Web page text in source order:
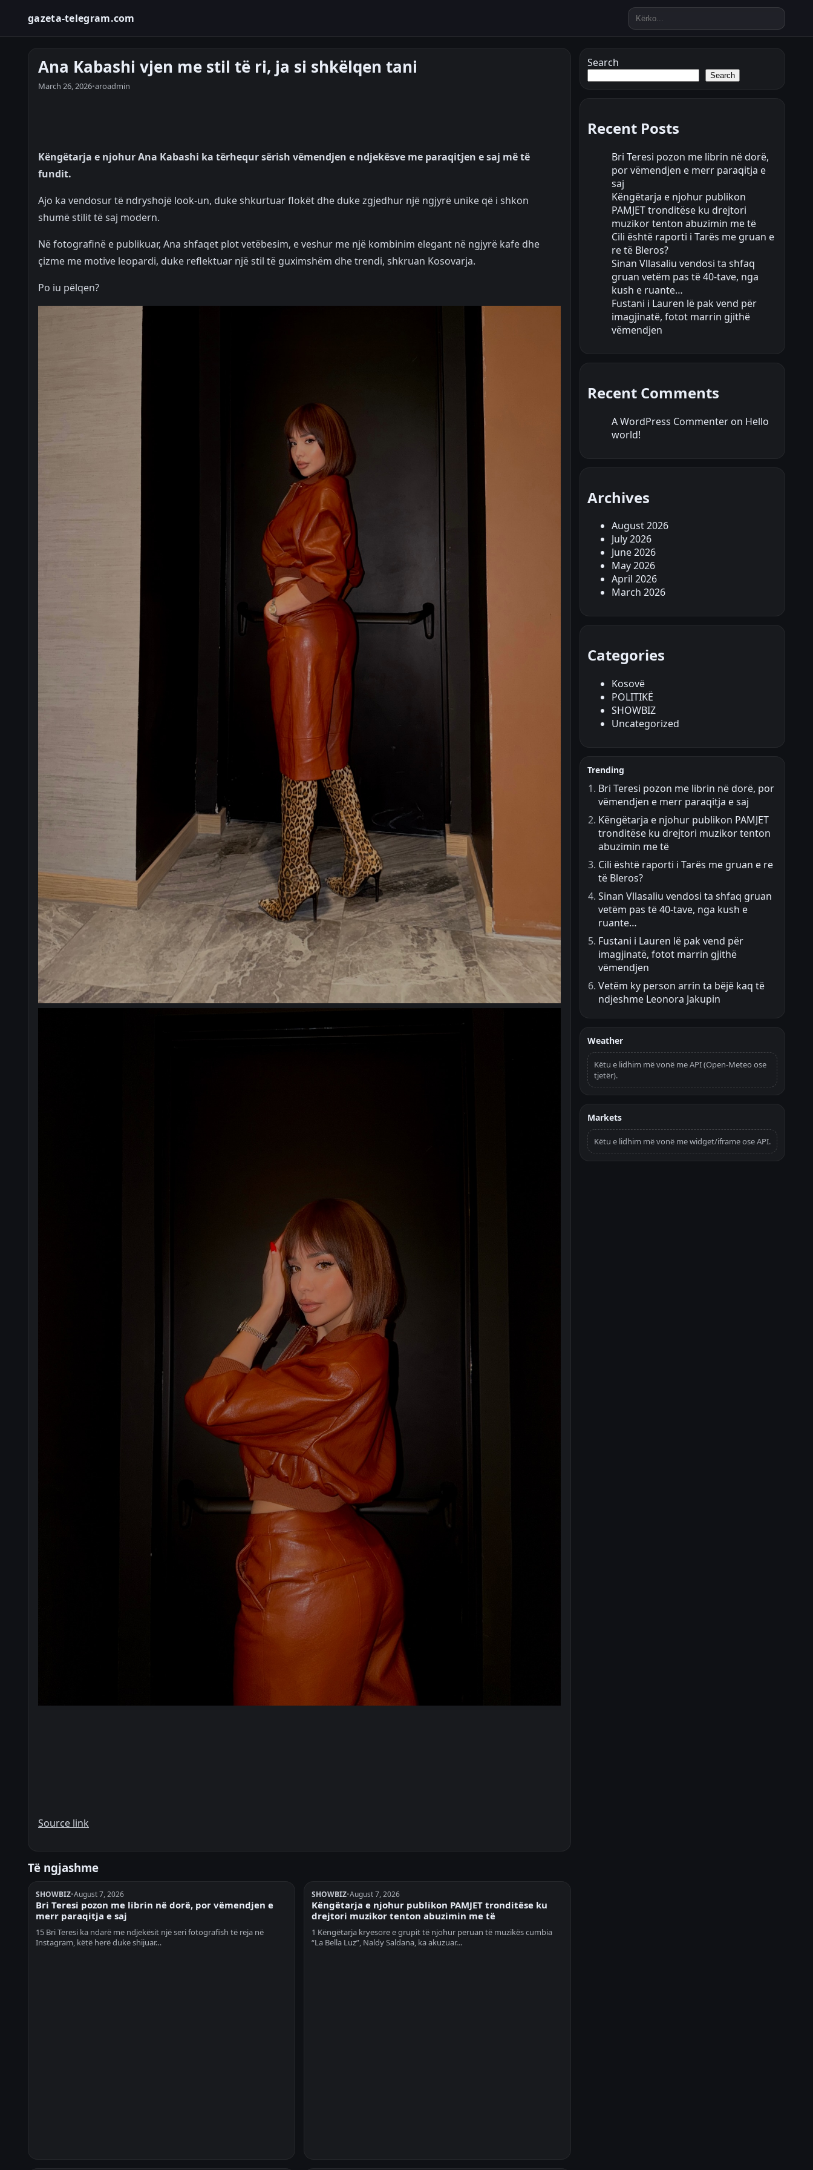
gazeta-telegram.com
Ana Kabashi vjen me stil të ri, ja si shkëlqen tani
March 26, 2026•aroadmin
Këngëtarja e njohur Ana Kabashi ka tërhequr sërish vëmendjen e ndjekësve me paraqitjen e saj më të
fundit.
Ajo ka vendosur të ndryshojë look-un, duke shkurtuar flokët dhe duke zgjedhur një ngjyrë unike që i shkon
shumë stilit të saj modern.
Në fotografinë e publikuar, Ana shfaqet plot vetëbesim, e veshur me një kombinim elegant në ngjyrë kafe dhe
çizme me motive leopardi, duke reflektuar një stil të guximshëm dhe trendi, shkruan Kosovarja.
Po iu pëlqen?
Source link
Të ngjashme
SHOWBIZ•August 7, 2026
Bri Teresi pozon me librin në dorë, por vëmendjen e
merr paraqitja e saj
15 Bri Teresi ka ndarë me ndjekësit një seri fotografish të reja në
Instagram, këtë herë duke shijuar…
SHOWBIZ•August 7, 2026
Këngëtarja e njohur publikon PAMJET tronditëse ku
drejtori muzikor tenton abuzimin me të
1 Këngëtarja kryesore e grupit të njohur peruan të muzikës cumbia
“La Bella Luz”, Naldy Saldana, ka akuzuar…
Search
Search
Recent Posts
Bri Teresi pozon me librin në dorë,
por vëmendjen e merr paraqitja e
saj
Këngëtarja e njohur publikon
PAMJET tronditëse ku drejtori
muzikor tenton abuzimin me të
Cili është raporti i Tarës me gruan e
re të Bleros?
Sinan Vllasaliu vendosi ta shfaq
gruan vetëm pas të 40-tave, nga
kush e ruante…
Fustani i Lauren lë pak vend për
imagjinatë, fotot marrin gjithë
vëmendjen
Recent Comments
A WordPress Commenter on Hello
world!
Archives
August 2026
July 2026
June 2026
May 2026
April 2026
March 2026
Categories
Kosovë
POLITIKË
SHOWBIZ
Uncategorized
Trending
Bri Teresi pozon me librin në dorë, por
vëmendjen e merr paraqitja e saj
Këngëtarja e njohur publikon PAMJET
tronditëse ku drejtori muzikor tenton
abuzimin me të
Cili është raporti i Tarës me gruan e re
të Bleros?
Sinan Vllasaliu vendosi ta shfaq gruan
vetëm pas të 40-tave, nga kush e
ruante…
Fustani i Lauren lë pak vend për
imagjinatë, fotot marrin gjithë
vëmendjen
Vetëm ky person arrin ta bëjë kaq të
ndjeshme Leonora Jakupin
Weather
Këtu e lidhim më vonë me API (Open-Meteo ose
tjetër).
Markets
Këtu e lidhim më vonë me widget/iframe ose API.